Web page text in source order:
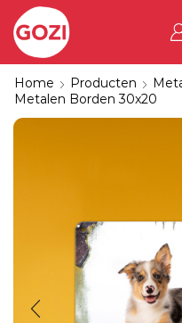
Home Producten
Metalen Borden 30x20